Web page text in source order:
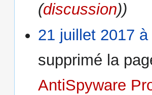
(discussion))
21 juillet 2017 à
supprimé la
AntiSpyware